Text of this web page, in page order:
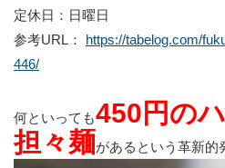
定休日：日曜日
参考URL： https://tabelog.com/
446/
何といっても450円の
担々麺があるという革新的